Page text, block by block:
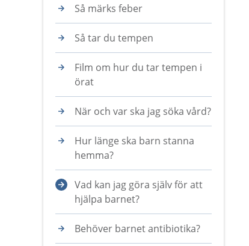
Så märks feber
Så tar du tempen
Film om hur du tar tempen i
örat
När och var ska jag söka vård?
Hur länge ska barn stanna
hemma?
Vad kan jag göra själv för att
hjälpa barnet?
Behöver barnet antibiotika?